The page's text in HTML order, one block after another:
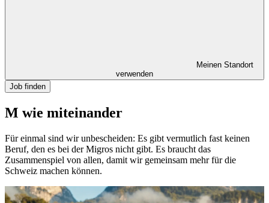
Meinen Standort
verwenden
Job finden
M wie miteinander
Für einmal sind wir unbescheiden: Es gibt vermutlich fast keinen
Beruf, den es bei der Migros nicht gibt. Es braucht das
Zusammenspiel von allen, damit wir gemeinsam mehr für die
Schweiz machen können.